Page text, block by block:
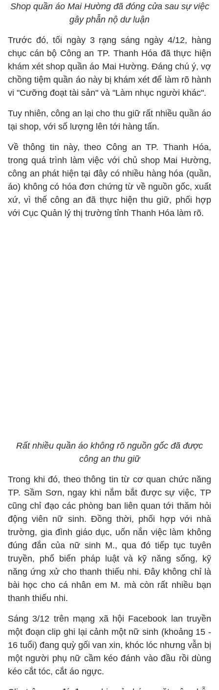
Shop quần áo Mai Hường đã đóng cửa sau sự việc
gây phẫn nộ dư luận
Trước đó, tối ngày 3 rạng sáng ngày 4/12, hàng
chục cán bộ Công an TP. Thanh Hóa đã thực hiện
khám xét shop quần áo Mai Hường. Đáng chú ý, vợ
chồng tiệm quần áo này bị khám xét để làm rõ hành
vi "Cưỡng đoạt tài sản" và "Làm nhục người khác".
Tuy nhiên, công an lại cho thu giữ rất nhiều quần áo
tại shop, với số lượng lên tới hàng tấn.
Về thông tin này, theo Công an TP. Thanh Hóa,
trong quá trình làm việc với chủ shop Mai Hường,
công an phát hiện tại đây có nhiều hàng hóa (quần,
áo) không có hóa đơn chứng từ về nguồn gốc, xuất
xứ, vì thế công an đã thực hiện thu giữ, phối hợp
với Cục Quản lý thị trường tỉnh Thanh Hóa làm rõ.
Rất nhiều quần áo không rõ nguồn gốc đã được
công an thu giữ
Trong khi đó, theo thông tin từ cơ quan chức năng
TP. Sầm Sơn, ngay khi nắm bắt được sự việc, TP
cũng chỉ đạo các phòng ban liên quan tới thăm hỏi
động viên nữ sinh. Đồng thời, phối hợp với nhà
trường, gia đình giáo dục, uốn nắn việc làm không
đúng đắn của nữ sinh M., qua đó tiếp tục tuyên
truyền, phổ biến pháp luật và kỹ năng sống, kỹ
năng ứng xử cho thanh thiếu nhi. Đây không chỉ là
bài học cho cá nhân em M. mà còn rất nhiều bạn
thanh thiếu nhi.
Sáng 3/12 trên mạng xã hội Facebook lan truyền
một đoạn clip ghi lại cảnh một nữ sinh (khoảng 15 -
16 tuổi) đang quỳ gối van xin, khóc lóc nhưng vẫn bị
một người phụ nữ cầm kéo đánh vào đầu rồi dùng
kéo cắt tóc, cắt áo ngực.